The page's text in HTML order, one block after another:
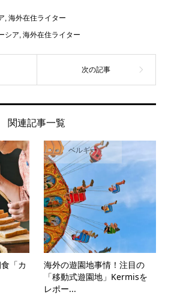
, 海外在住ライター
シア, 海外在住ライター
関連記事一覧
「カ
ベルギー
海外の遊園地事情！注目の
「移動式遊園地」Kermisを
レポー...